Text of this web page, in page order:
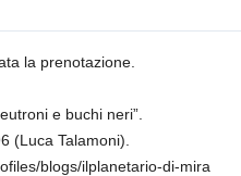
la prenotazione.
e buchi neri”.
(Luca Talamoni).
blogs/ilplanetario-di-mira